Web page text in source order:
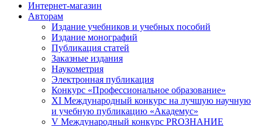
Интернет-магазин
Авторам
Издание учебников и учебных пособий
Издание монографий
Публикация статей
Заказные издания
Наукометрия
Электронная публикация
Конкурс «Профессиональное образование»
XI Международный конкурс на лучшую научную
и учебную публикацию «Академус»
V Международный конкурс PROЗНАНИЕ